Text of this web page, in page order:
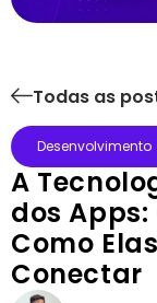
Todas as
Desenvolvimento
A
dos Apps:
Como
Conectar